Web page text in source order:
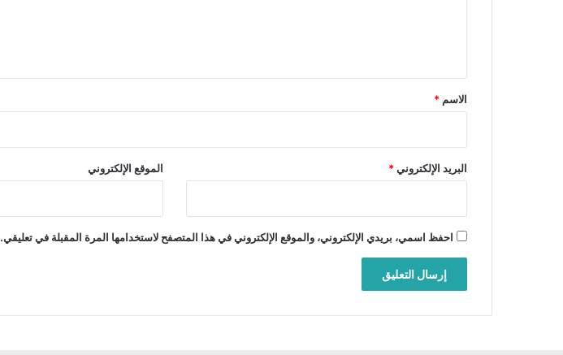
*
الاسم *
البريد الإلكتروني* الموقع الإلكتروني
احفظ اسمي، بريدي الإلكتروني، والموقع الإلكتروني في هذا المتصفح لاستخدامها المرة المقبلة في تعليقي.